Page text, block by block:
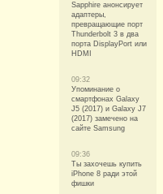
Sapphire анонсирует
адаптеры,
превращающие порт
Thunderbolt 3 в два
порта DisplayPort или
HDMI
09:32
Упоминание о
смартфонах Galaxy
J5 (2017) и Galaxy J7
(2017) замечено на
сайте Samsung
09:36
Ты захочешь купить
iPhone 8 ради этой
фишки